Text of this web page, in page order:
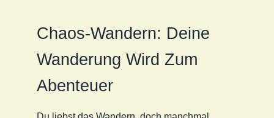
Chaos-Wandern: Deine
Wanderung Wird Zum
Abenteuer